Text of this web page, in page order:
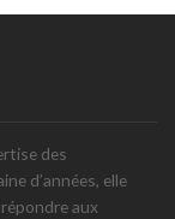
des
d’années, elle
aux